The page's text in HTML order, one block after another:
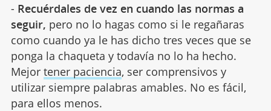
- Recuérdales de vez en cuando las normas a
seguir, pero no lo hagas como si le regañaras
como cuando ya le has dicho tres veces que se
ponga la chaqueta y todavía no lo ha hecho.
Mejor tener paciencia, ser comprensivos y
utilizar siempre palabras amables. No es fácil,
para ellos menos.